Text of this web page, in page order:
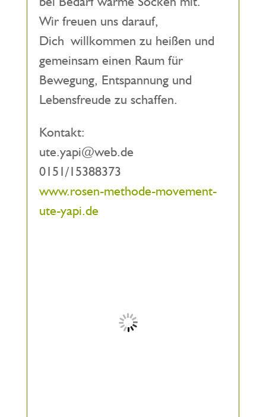
Wir freuen uns darauf,
Dich willkommen zu heißen und
gemeinsam einen Raum für
Bewegung, Entspannung und
Lebensfreude zu schaffen.
Kontakt:
ute.yapi@web.de
0151/15388373
www.rosen-methode-movement-
ute-yapi.de